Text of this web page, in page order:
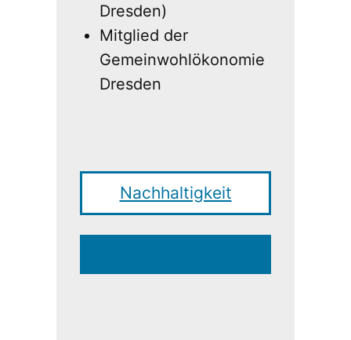
Dresden)
Mitglied der
Gemeinwohlökonomie
Dresden
Nachhaltigkeit